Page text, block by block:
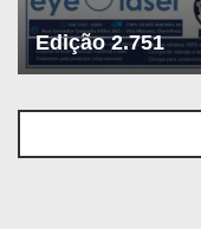
Edição 2.751